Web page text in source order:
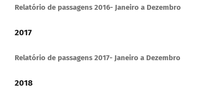
DOCUMENTOS
Relatório de passagens 2016- Janeiro a Dezembro
2017
Relatório de passagens 2017- Janeiro a Dezembro
2018